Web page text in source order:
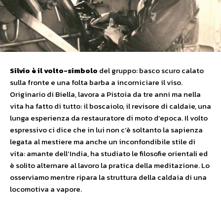
Silvio èilvolto-simbolo del gruppo: basco scuro calato
sulla fronte e una folta barba a incorniciare il viso.
Originario di Biella, lavora a Pistoia da tre anni ma nella
vita ha fatto di tutto: il boscaiolo, il revisore di caldaie, una
lunga esperienza da restauratore di moto d’epoca. Il volto
espressivo ci dice che in lui non c’è soltanto la sapienza
legata al mestiere ma anche un inconfondibile stile di
vita: amante dell’India, ha studiato le filosofie orientali ed
è solito alternare al lavoro la pratica della meditazione. Lo
osserviamo mentre ripara la struttura della caldaia di una
locomotiva a vapore.